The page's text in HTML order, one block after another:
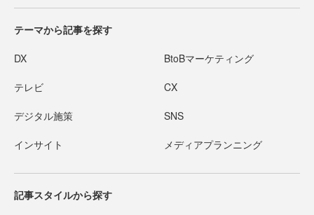
テーマから記事を探す
DX BtoBマーケティング
テレビ CX
デジタル施策 SNS
インサイト メディアプランニング
記事スタイルから探す